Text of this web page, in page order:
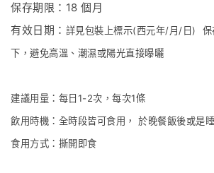
保存期限：18 個月
有效日期： 詳見包裝上標示(西元年/月/日) 保
下，避免高溫、潮濕或陽光直接曝曬
建議用量：每日1-2次，每次1條
飲用時機：全時段皆可食用， 於晚餐飯後或是
食用方式：撕開即食